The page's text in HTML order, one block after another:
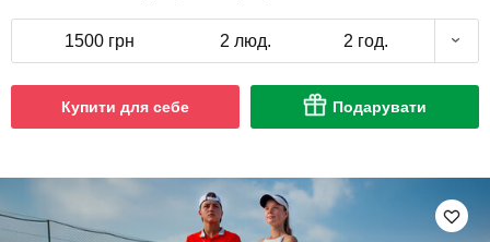
1500 грн 2 люд. 2 год.
Купити для себе Подарувати